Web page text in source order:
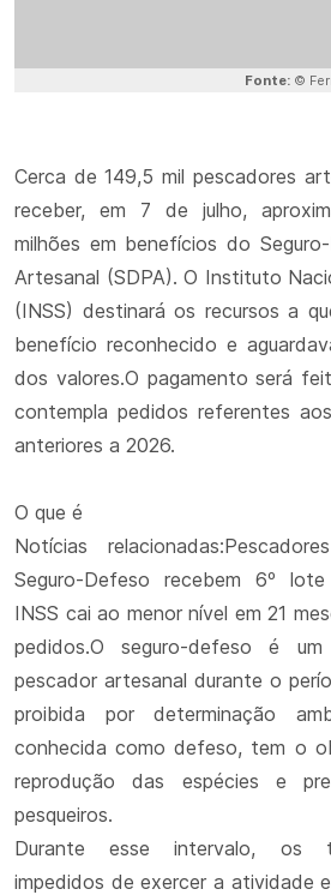
Fonte: ©
Cerca de 149,5 mil pescadores
receber, em 7 de julho,
milhões em benefícios do
Artesanal (SDPA). O Instituto
(INSS) destinará os recursos a
benefício reconhecido e
dos valores.O pagamento será
contempla pedidos referentes
anteriores a 2026.
O que é
Notícias
Seguro-Defeso recebem 6º
INSS cai ao menor nível em 21
pedidos.O seguro-defeso é
pescador artesanal durante o
proibida por determinação
conhecida como defeso, tem o
reprodução das espécies e
pesqueiros.
Durante esse intervalo, os
impedidos de exercer a atividade